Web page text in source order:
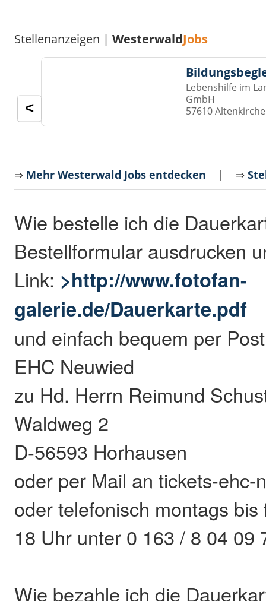
Stellenanzeigen |WesterwaldJobs
Lebenshilfe im
GmbH
57610
<
⇒ Mehr Westerwald Jobs entdecken | ⇒
Wie bestelle ich die
Bestellformular ausdrucken
Link: >http://www.fotofan-
galerie.de/Dauerkarte.pdf
und einfach bequem per
EHC Neuwied
zu Hd. Herrn Reimund
Waldweg 2
D-56593 Horhausen
oder per Mail an tickets-ehc-
oder telefonisch montags
18 Uhr unter 0 163 / 8 04 09
Wie bezahle ich die